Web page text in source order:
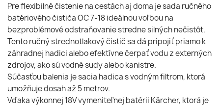
Pre flexibilné čistenie na cestách aj doma je sada ručného
batériového čističa OC 7-18 ideálnou voľbou na
bezproblémové odstraňovanie stredne silných nečistôt.
Tento ručný strednotlakový čistič sa dá pripojiť priamo k
záhradnej hadici alebo efektívne čerpať vodu z externých
zdrojov, ako sú vodné sudy alebo kanistre.
Súčasťou balenia je sacia hadica s vodným filtrom, ktorá
umožňuje dosah až 5 metrov.
Vďaka výkonnej 18V vymeniteľnej batérii Kärcher, ktorá je